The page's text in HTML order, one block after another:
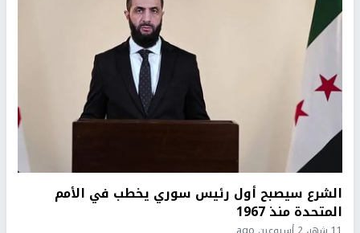
الشرع سيصبح أول رئيس سوري يخطب في الأمم
المتحدة منذ 1967